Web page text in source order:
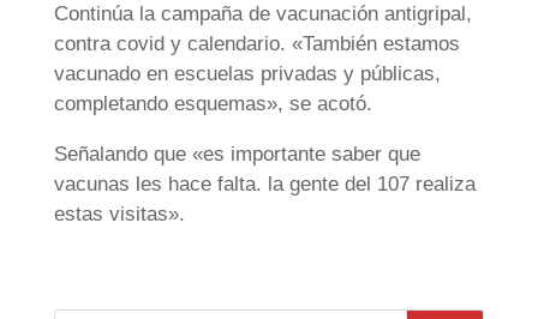
Continúa la campaña de vacunación antigripal,
contra covid y calendario. «También estamos
vacunado en escuelas privadas y públicas,
completando esquemas», se acotó.
Señalando que «es importante saber que
vacunas les hace falta. la gente del 107 realiza
estas visitas».